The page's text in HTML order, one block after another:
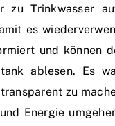
zu Trinkwasser
es
und können
ablesen. Es
zu
Energie